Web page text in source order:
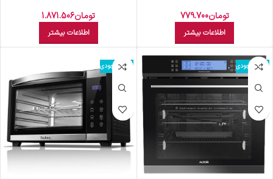
تومان779.700
اطلاعات بیشتر
تومان1.871.506
اطلاعات بیشتر
اتمام موجودی اتمام موجودی